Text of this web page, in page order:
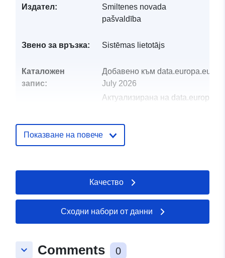
Издател:
Smiltenes novada
pašvaldība
Звено за връзка: Sistēmas lietotājs
Каталожен
запис:
Добавено към data.europa.eu:
July 2026
Актуализирана на
Идентификатор
и:
32575
uriRef: http://data.europa.eu/88u/dataset/
Права за
restricted
Показване на повече
Качество
Сходни набори от данни
keyboard_arrow_down Comments 0